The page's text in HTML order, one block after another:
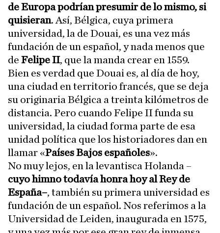
de Europa podrían presumir de lo mismo, si
quisieran. Así, Bélgica, cuya primera
universidad, la de Douai, es una vez más
fundación de un español, y nada menos que
de Felipe II, que la manda crear en 1559.
Bien es verdad que Douai es, al día de hoy,
una ciudad en territorio francés, que se deja
su originaria Bélgica a treinta kilómetros de
distancia. Pero cuando Felipe II funda su
universidad, la ciudad forma parte de esa
unidad política que los historiadores dan en
llamar «Países Bajos españoles».
No muy lejos, en la levantisca Holanda –
cuyo himno todavía honra hoy al Rey de
España–, también su primera universidad es
fundación de un español. Nos referimos a la
Universidad de Leiden, inaugurada en 1575,